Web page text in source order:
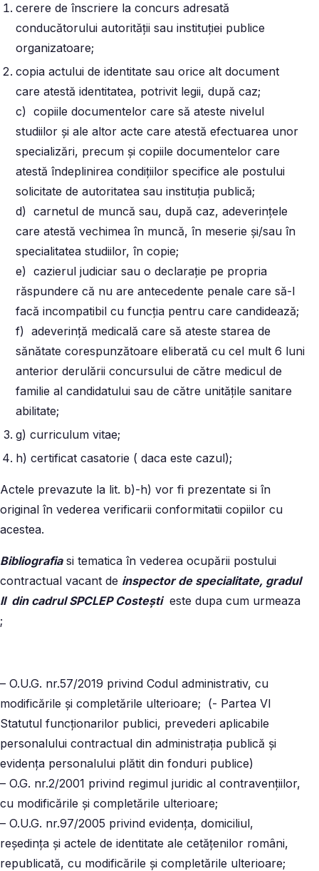
cerere de înscriere la concurs adresată
conducătorului autorităţii sau instituţiei publice
organizatoare;
copia actului de identitate sau orice alt document
care atestă identitatea, potrivit legii, după caz;
c) copiile documentelor care să ateste nivelul
studiilor şi ale altor acte care atestă efectuarea unor
specializări, precum şi copiile documentelor care
atestă îndeplinirea condiţiilor specifice ale postului
solicitate de autoritatea sau instituţia publică;
d) carnetul de muncă sau, după caz, adeverinţele
care atestă vechimea în muncă, în meserie şi/sau în
specialitatea studiilor, în copie;
e) cazierul judiciar sau o declaraţie pe propria
răspundere că nu are antecedente penale care să-l
facă incompatibil cu funcţia pentru care candidează;
f) adeverinţă medicală care să ateste starea de
sănătate corespunzătoare eliberată cu cel mult 6 luni
anterior derulării concursului de către medicul de
familie al candidatului sau de către unităţile sanitare
abilitate;
g) curriculum vitae;
h) certificat casatorie ( daca este cazul);
Actele prevazute la lit. b)-h) vor fi prezentate si în
original în vederea verificarii conformitatii copiilor cu
acestea.
Bibliografiasi tematica în vederea ocupării postului
contractual vacant de inspector de specialitate, gradul
II din cadrul SPCLEP Costeștieste dupa cum urmeaza
;
– O.U.G. nr.57/2019 privind Codul administrativ, cu
modificările şi completările ulterioare; (- Partea VI
Statutul funcţionarilor publici, prevederi aplicabile
personalului contractual din administraţia publică şi
evidenţa personalului plătit din fonduri publice)
– O.G. nr.2/2001 privind regimul juridic al contravenţiilor,
cu modificările şi completările ulterioare;
– O.U.G. nr.97/2005 privind evidenţa, domiciliul,
reşedinţa şi actele de identitate ale cetăţenilor români,
republicată, cu modificările şi completările ulterioare;